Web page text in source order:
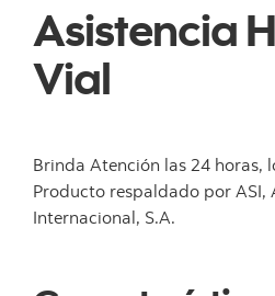
Asistencia
Vial
Brinda Atención las 24 horas,
Producto respaldado por ASI,
Internacional, S.A.